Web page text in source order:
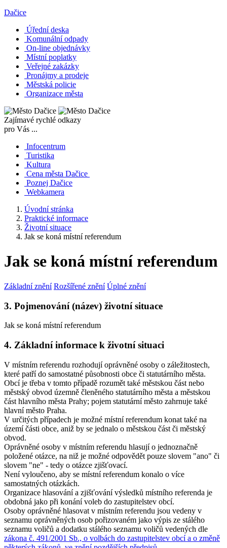
Dačice
Úřední deska
Komunální odpady
On-line objednávky
Místní poplatky
Veřejné zakázky
Pronájmy a prodeje
Městská policie
Organizace města
Zajímavé rychlé odkazy
pro Vás ...
Infocentrum
Turistika
Kultura
Cena města Dačice
Poznej Dačice
Webkamera
Úvodní stránka
Praktické informace
Životní situace
Jak se koná místní referendum
Jak se koná místní referendum
Základní znění Rozšířené znění Úplné znění
3. Pojmenování (název) životní situace
Jak se koná místní referendum
4. Základní informace k životní situaci
V místním referendu rozhodují oprávněné osoby o záležitostech,
které patří do samostatné působnosti obce či statutárního města.
Obcí je třeba v tomto případě rozumět také městskou část nebo
městský obvod územně členěného statutárního města a městskou
část hlavního města Prahy; pojem statutární město zahrnuje také
hlavní město Praha.
V určitých případech je možné místní referendum konat také na
území části obce, aniž by se jednalo o městskou část či městský
obvod.
Oprávněné osoby v místním referendu hlasují o jednoznačně
položené otázce, na niž je možné odpovědět pouze slovem "ano" či
slovem "ne" - tedy o otázce zjišťovací.
Není vyloučeno, aby se místní referendum konalo o více
samostatných otázkách.
Organizace hlasování a zjišťování výsledků místního referenda je
obdobná jako při konání voleb do zastupitelstev obcí.
Osoby oprávněné hlasovat v místním referendu jsou vedeny v
seznamu oprávněných osob pořizovaném jako výpis ze stálého
seznamu voličů a dodatku stálého seznamu voličů vedených dle
zákona č. 491/2001 Sb., o volbách do zastupitelstev obcí a o změně